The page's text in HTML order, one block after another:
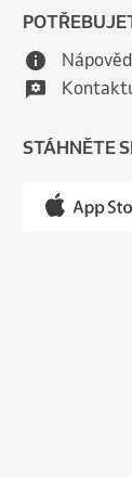
STÁHNĚTE